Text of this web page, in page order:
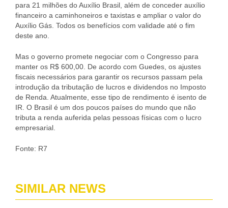
para 21 milhões do Auxílio Brasil, além de conceder auxílio
financeiro a caminhoneiros e taxistas e ampliar o valor do
Auxílio Gás. Todos os benefícios com validade até o fim
deste ano.
Mas o governo promete negociar com o Congresso para
manter os R$ 600,00. De acordo com Guedes, os ajustes
fiscais necessários para garantir os recursos passam pela
introdução da tributação de lucros e dividendos no Imposto
de Renda. Atualmente, esse tipo de rendimento é isento de
IR. O Brasil é um dos poucos países do mundo que não
tributa a renda auferida pelas pessoas físicas com o lucro
empresarial.
Fonte: R7
SIMILAR NEWS